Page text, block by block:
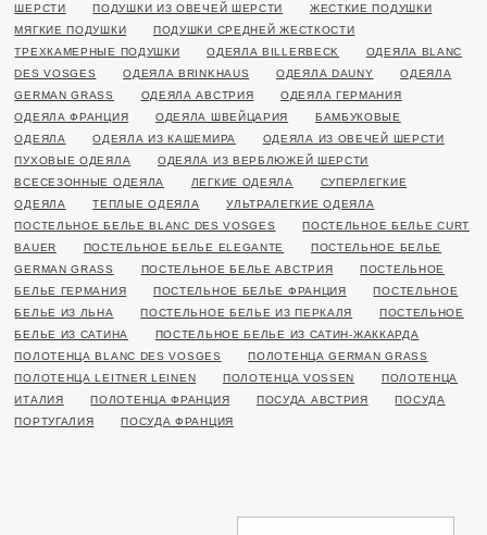
ШЕРСТИ
ПОДУШКИ ИЗ ОВЕЧЕЙ ШЕРСТИ
ЖЕСТКИЕ ПОДУШКИ
МЯГКИЕ ПОДУШКИ
ПОДУШКИ СРЕДНЕЙ ЖЕСТКОСТИ
ТРЕХКАМЕРНЫЕ ПОДУШКИ
ОДЕЯЛА BILLERBECK
ОДЕЯЛА BLANC
DES VOSGES
ОДЕЯЛА BRINKHAUS ОДЕЯЛА DAUNY
ОДЕЯЛА
GERMAN GRASS
ОДЕЯЛА АВСТРИЯ
ОДЕЯЛА ГЕРМАНИЯ
ОДЕЯЛА ФРАНЦИЯ
ОДЕЯЛА ШВЕЙЦАРИЯ
БАМБУКОВЫЕ
ОДЕЯЛА
ОДЕЯЛА ИЗ КАШЕМИРА
ОДЕЯЛА ИЗ ОВЕЧЕЙ ШЕРСТИ
ПУХОВЫЕ ОДЕЯЛА
ОДЕЯЛА ИЗ ВЕРБЛЮЖЕЙ ШЕРСТИ
ВСЕСЕЗОННЫЕ ОДЕЯЛА
ЛЕГКИЕ ОДЕЯЛА
СУПЕРЛЕГКИЕ
ОДЕЯЛА
ТЕПЛЫЕ ОДЕЯЛА
УЛЬТРАЛЕГКИЕ ОДЕЯЛА
ПОСТЕЛЬНОЕ БЕЛЬЕ BLANC DES VOSGES
ПОСТЕЛЬНОЕ БЕЛЬЕ CURT
BAUER
ПОСТЕЛЬНОЕ БЕЛЬЕ ELEGANTE
ПОСТЕЛЬНОЕ БЕЛЬЕ
GERMAN GRASS
ПОСТЕЛЬНОЕ БЕЛЬЕ АВСТРИЯ
ПОСТЕЛЬНОЕ
БЕЛЬЕ ГЕРМАНИЯ
ПОСТЕЛЬНОЕ БЕЛЬЕ ФРАНЦИЯ
ПОСТЕЛЬНОЕ
БЕЛЬЕ ИЗ ЛЬНА
ПОСТЕЛЬНОЕ БЕЛЬЕ ИЗ ПЕРКАЛЯ
ПОСТЕЛЬНОЕ
БЕЛЬЕ ИЗ САТИНА
ПОСТЕЛЬНОЕ БЕЛЬЕ ИЗ САТИН-ЖАККАРДА
ПОЛОТЕНЦА BLANC DES VOSGES
ПОЛОТЕНЦА GERMAN GRASS
ПОЛОТЕНЦА LEITNER LEINEN
ПОЛОТЕНЦА VOSSEN
ПОЛОТЕНЦА
ИТАЛИЯ
ПОЛОТЕНЦА ФРАНЦИЯ ПОСУДА АВСТРИЯ
ПОСУДА
ПОРТУГАЛИЯ
ПОСУДА ФРАНЦИЯ